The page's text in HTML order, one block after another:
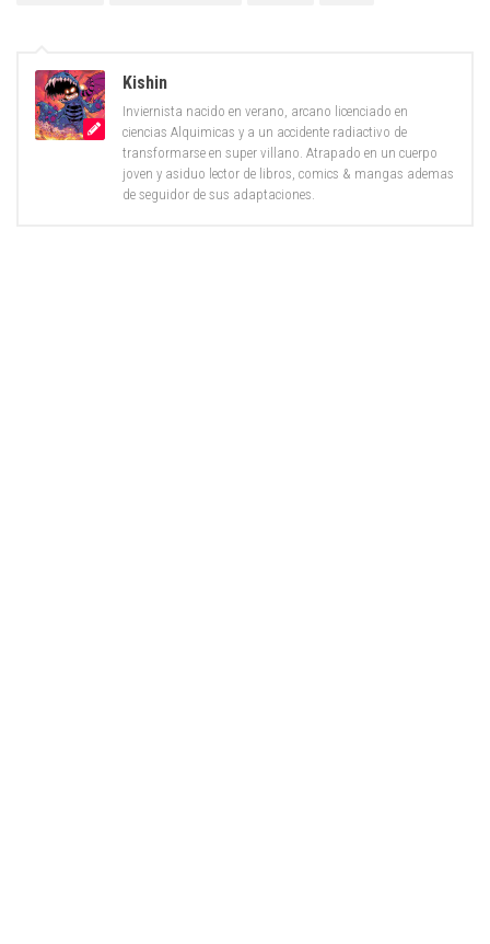
Kishin
Inviernista nacido en verano, arcano licenciado en
ciencias Alquimicas y a un accidente radiactivo de
transformarse en super villano. Atrapado en un cuerpo
joven y asiduo lector de libros, comics & mangas ademas
de seguidor de sus adaptaciones.